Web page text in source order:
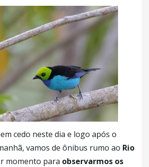
vai ficar admirado com a
e a bela paisagem da região.
cedo neste dia e logo após o
vamos de ônibus rumo ao Rio
momento para observarmos os